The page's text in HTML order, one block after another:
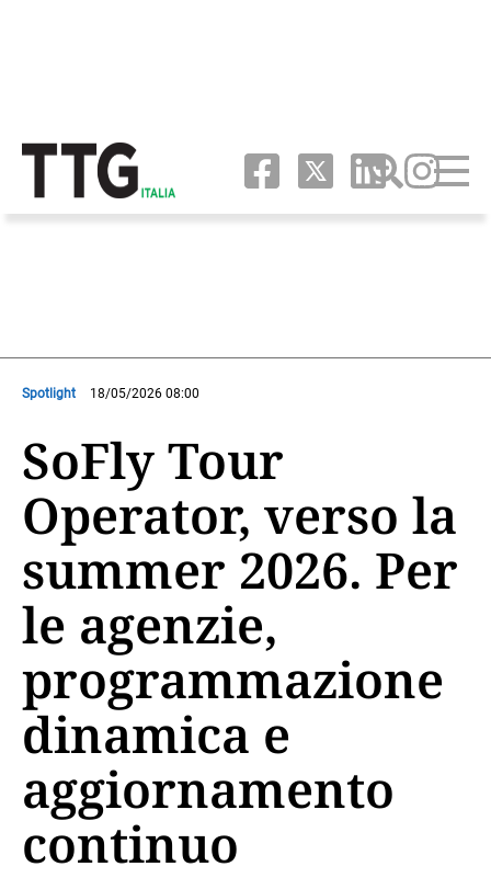
Spotlight 18/05/2026 08:00
SoFly Tour
Operator, verso la
summer 2026. Per
le agenzie,
programmazione
dinamica e
aggiornamento
continuo